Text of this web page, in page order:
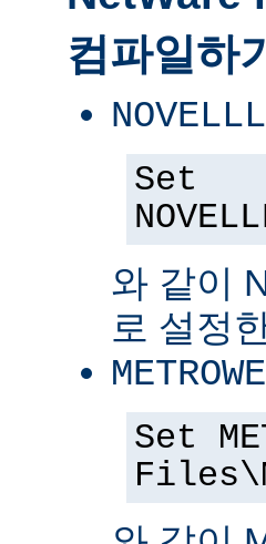
컴파일하
Set
와 같이
로 설정
Set